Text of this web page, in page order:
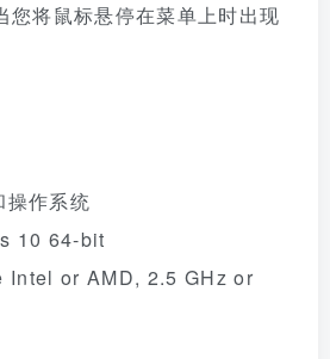
您将鼠标悬停在菜单上时出现
操作系统
10 64-bit
Intel or AMD, 2.5 GHz or